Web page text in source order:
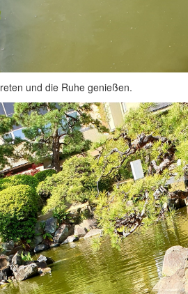
und die Ruhe genießen.